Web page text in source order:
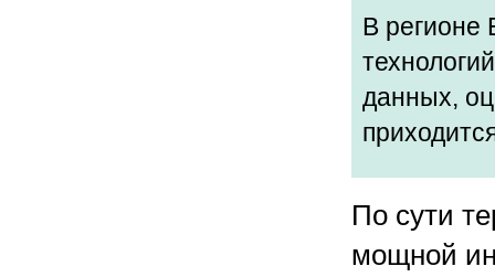
В регионе
данных,
По сути
мощной